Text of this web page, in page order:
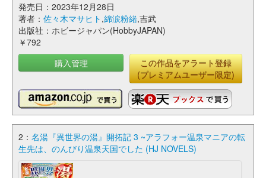
発売日：2023年12月28日
著者： 佐々木マサヒト ,綿涙粉緒,吉武
出版社：ホビージャパン(HobbyJAPAN)
￥792
購入管理
この作品をアラート登録
(プレミアムユーザー限定)
2： 名湯『異世界の湯』開拓記 3 ~アラフォー温泉マニアの転
生先は、のんびり温泉天国でした (HJ NOVELS)